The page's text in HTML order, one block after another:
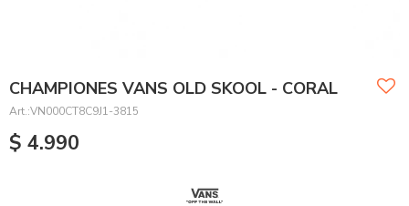
CHAMPIONES VANS OLD SKOOL - CORAL
VN000CT8C9J1-3815
$ 4.990